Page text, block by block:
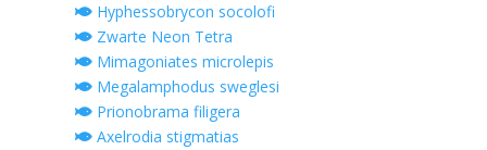
Hyphessobrycon socolofi
Zwarte Neon Tetra
Mimagoniates microlepis
Megalamphodus sweglesi
Prionobrama filigera
Axelrodia stigmatias